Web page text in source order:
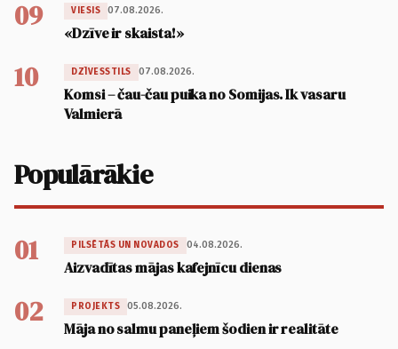
09 VIESIS 07.08.2026.
«Dzīve ir skaista!»
10 DZĪVESSTILS 07.08.2026.
Komsi – čau-čau puika no Somijas. Ik vasaru
Valmierā
Populārākie
01 PILSĒTĀS UN NOVADOS 04.08.2026.
Aizvadītas mājas kafejnīcu dienas
02 PROJEKTS 05.08.2026.
Māja no salmu paneļiem šodien ir realitāte